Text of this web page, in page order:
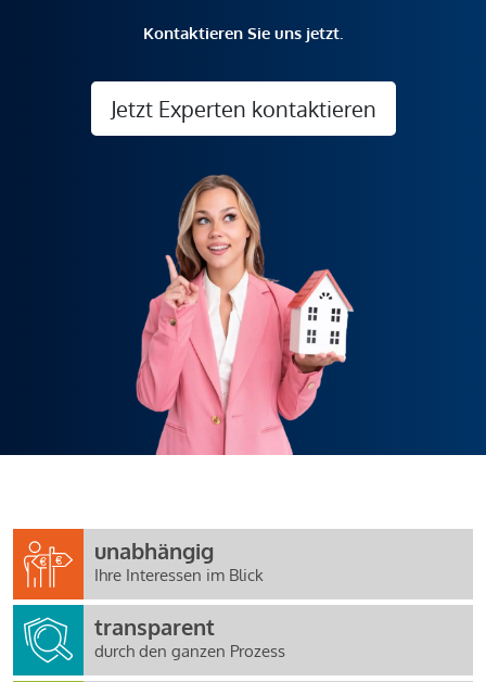
Kontaktieren Sie uns jetzt.
Jetzt Experten kontaktieren
unabhängig
Ihre Interessen im Blick
transparent
durch den ganzen Prozess